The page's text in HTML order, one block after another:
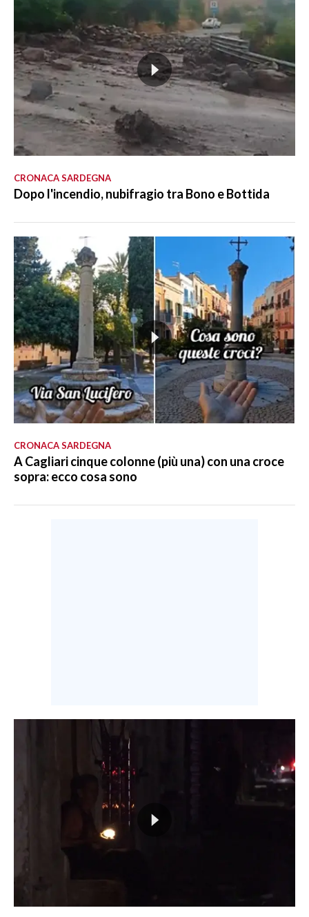
CRONACA SARDEGNA
Dopo l'incendio, nubifragio tra Bono e Bottida
CRONACA SARDEGNA
A Cagliari cinque colonne (più una) con una croce
sopra: ecco cosa sono